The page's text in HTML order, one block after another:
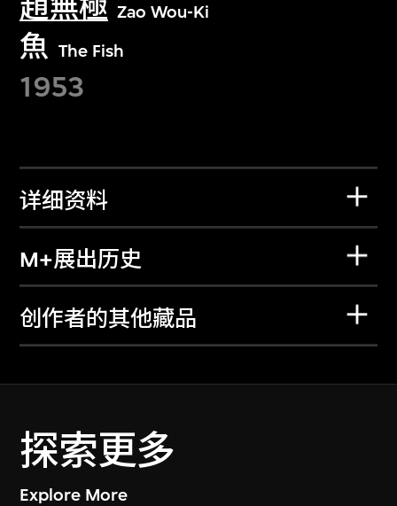
趙無極 Zao Wou-Ki
魚 The Fish
1953
详细资料
M+展出历史
创作者的其他藏品
探索更多
Explore More